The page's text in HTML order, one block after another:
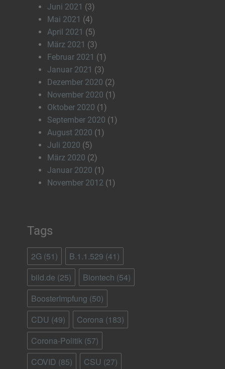
Juni 2021 (3)
Mai 2021 (4)
April 2021 (5)
März 2021 (3)
Februar 2021 (1)
Januar 2021 (3)
Dezember 2020 (2)
November 2020 (1)
Oktober 2020 (1)
September 2020 (1)
August 2020 (1)
Juli 2020 (5)
März 2020 (2)
Januar 2020 (1)
November 2012 (1)
Tags
2G (51) B.1.1.529 (41)
bild.de (25) Biontech (54)
BoosterImpfung (50)
CDU (49) Corona (183)
Corona-Politik (57)
COVID (85) CSU (27)